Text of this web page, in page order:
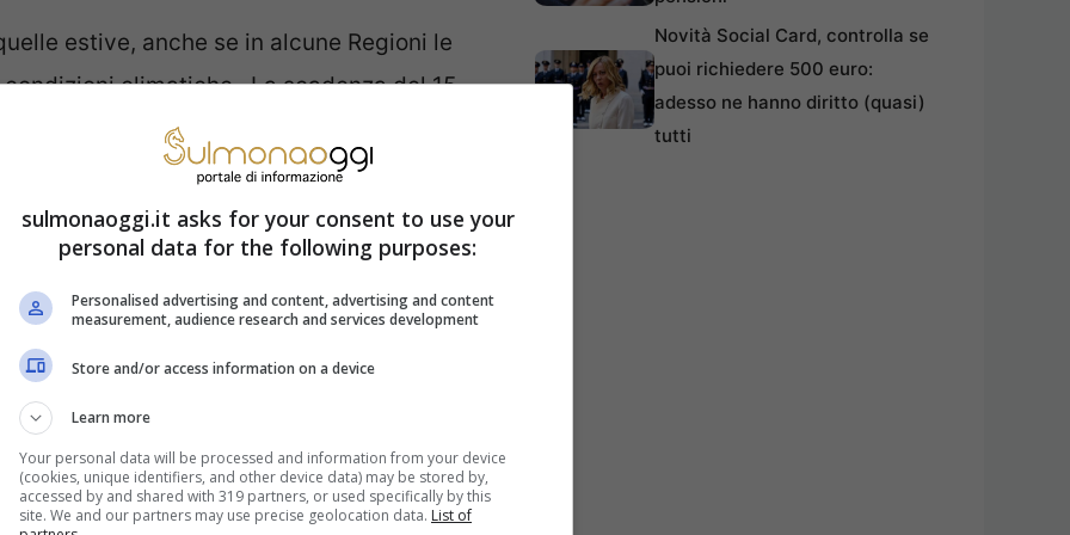
estive, anche se in alcune Regioni le
climatiche. La scadenza del 15
devono togliere
e montare quelli estivi. E viene dato
Dopo scatteranno multe e sanzioni.
e vanno ben oltre la sanzione pecuniaria
di circolazione.
e addio libretto per la tua
per adeguarti
adegua, vanno da 430 a 1.731 euro con
Novità Social Card, controlla se
puoi richiedere 500 euro:
adesso ne hanno diritto (quasi)
tutti
sulmonaoggi.it asks for your consent to use your
personal data for the following purposes:
Personalised advertising and content, advertising and content
measurement, audience research and services development
Store and/or access information on a device
Learn more
Your personal data will be processed and information from your device
(cookies, unique identifiers, and other device data) may be stored by,
accessed by and shared with 319 partners, or used specifically by this
site. We and our partners may use precise geolocation data. List of